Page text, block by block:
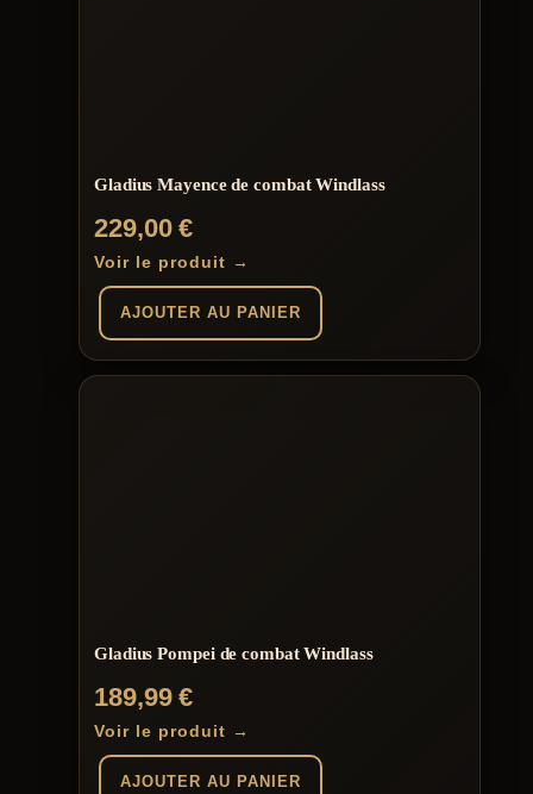
Gladius Mayence de combat Windlass
229,00€
Voir le produit →
AJOUTER AU PANIER
Gladius Pompei de combat Windlass
189,99€
Voir le produit →
AJOUTER AU PANIER